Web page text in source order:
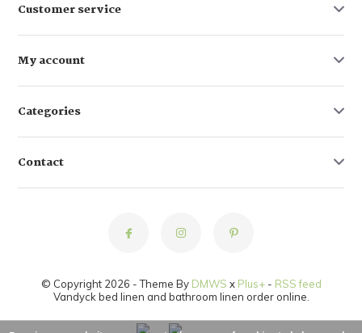
Customer service
My account
Categories
Contact
© Copyright 2026 - Theme By DMWS x Plus+- RSS feed
Vandyck bed linen and bathroom linen order online.